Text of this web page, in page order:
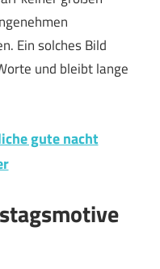
Ein solches Bild
und bleibt lange
gute nacht